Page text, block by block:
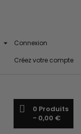
Connexion
Créez votre compte

0 Produits
- 0,00 €